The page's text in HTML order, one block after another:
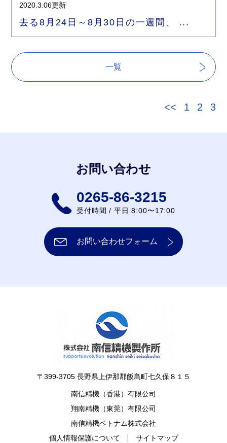
2020.3.06更新
去る8月24日～8月30日の一週間、 ...
一覧
<< 1 2 3
お問い合わせ
0265-86-3215
受付時間 / 平日 8:00〜17:00
お問い合わせフォーム
〒399-3705 長野県上伊那郡飯島町七久保８１５
南信精機（香港）有限公司
翔南精機（東莞）有限公司
南信精機ベトナム株式会社
個人情報保護について
サイトマップ